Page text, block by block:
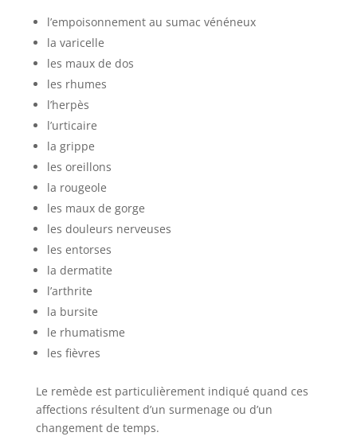
l’empoisonnement au sumac vénéneux
la varicelle
les maux de dos
les rhumes
l’herpès
l’urticaire
la grippe
les oreillons
la rougeole
les maux de gorge
les douleurs nerveuses
les entorses
la dermatite
l’arthrite
la bursite
le rhumatisme
les fièvres
Le remède est particulièrement indiqué quand ces
affections résultent d’un surmenage ou d’un
changement de temps.